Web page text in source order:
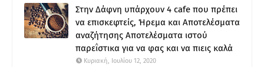
Στην Δάφνη υπάρχουν 4 cafe που πρέπει
να επισκεφτείς, Ήρεμα και Αποτελέσματα
αναζήτησης Αποτελέσματα ιστού
παρεΐστικα για να φας και να πιεις καλά
Κυριακή, Ιουλίου 12, 2020